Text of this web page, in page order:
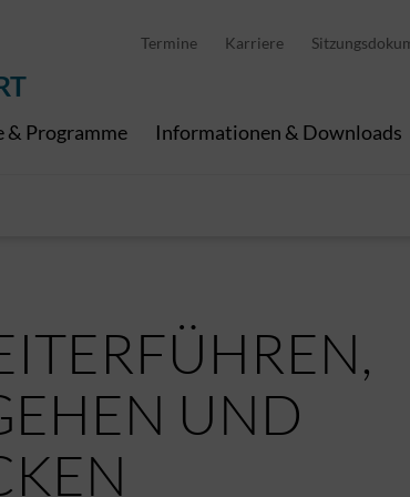
Termine Karriere
& Programme Informationen & Downloads
UND